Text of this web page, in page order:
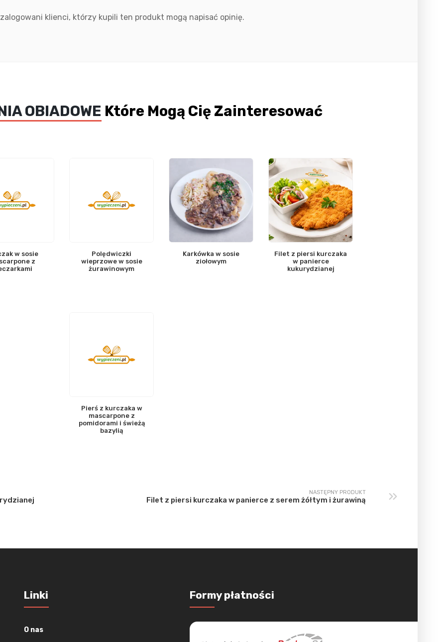
klienci, którzy kupili ten produkt mogą napisać opinię.
OBIADOWE Które Mogą Cię Zainteresować
w sosie
z
Polędwiczki
wieprzowe w sosie
żurawinowym
Karkówka w sosie
ziołowym
Filet z piersi kurczaka
w panierce
kukurydzianej
Pierś z kurczaka w
mascarpone z
pomidorami i świeżą
bazylią
NASTĘPNY PRODUKT
Filet z piersi kurczaka w panierce z serem żółtym i żurawiną
Linki
O nas
Formy płatności